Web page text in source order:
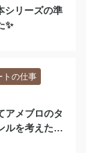
シリーズの準
✨
アメブロのタ
ルを考えた
トの仕事